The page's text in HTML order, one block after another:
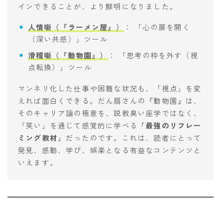
インできることが、より鮮明になりました。
人情噺（『ラーメン屋』）
： 「心の扉を開く
（深い共感）」ツール
滑稽噺（『動物園』）
： 「思考の枠を外す（視
点転換）」ツール
マンネリ化した仕事や困難な状況も、「視点」を変
えれば面白くできる。だん扇さんの『動物園』は、
そのキャリア論の極意を、説教臭い座学ではなく、
「笑い」を通じて感覚的に学べる
「最強のリフレー
ミング教材」 だったのです。これは、読者にとって
発見、感動、学び、娯楽となる有益なコンテンツと
いえます。